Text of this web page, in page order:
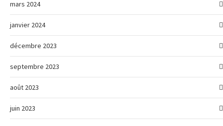
mars 2024
janvier 2024
décembre 2023
septembre 2023
août 2023
juin 2023